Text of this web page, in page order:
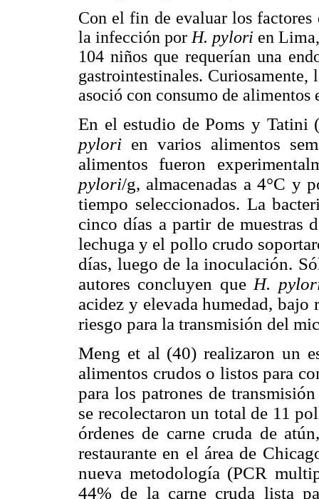
Con el fin de evaluar los
la infección por H. pylori en
104 niños que requerían una
gastrointestinales.
asoció con consumo de alimentos
En el estudio de Poms y Tatini
pylori en varios alimentos
alimentos fueron
pylori/g, almacenadas a 4°C y
tiempo seleccionados. La
cinco días a partir de muestras
lechuga y el pollo crudo
días, luego de la inoculación.
autores concluyen que H.
acidez y elevada humedad,
riesgo para la transmisión del
Meng et al (40) realizaron un
alimentos crudos o listos para
para los patrones de
se recolectaron un total de 11
órdenes de carne cruda de
restaurante en el área de
nueva metodología (PCR
44% de la carne cruda lista